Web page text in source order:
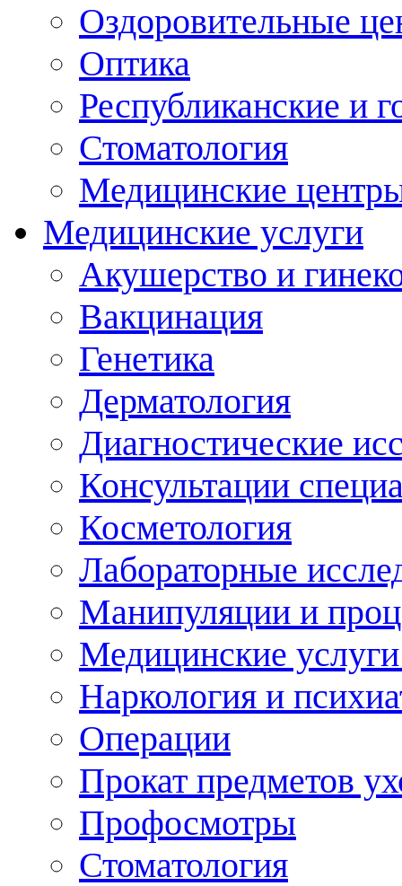
Оздоровительные
Оптика
Республиканские и
Стоматология
Медицинские
Медицинские услуги
Акушерство и
Вакцинация
Генетика
Дерматология
Диагностические
Консультации
Косметология
Лабораторные
Манипуляции и
Медицинские
Наркология и
Операции
Прокат предметов
Профосмотры
Стоматология